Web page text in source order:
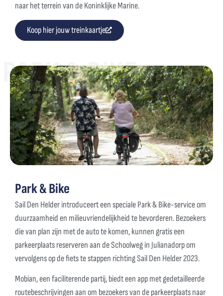
naar het terrein van de Koninklijke Marine.
Koop hier jouw treinkaartje
PARK & BIKE
Park & Bike
Sail Den Helder introduceert een speciale Park & Bike-service om
duurzaamheid en milieuvriendelijkheid te bevorderen. Bezoekers
die van plan zijn met de auto te komen, kunnen gratis een
parkeerplaats reserveren aan de Schoolweg in Julianadorp om
vervolgens op de fiets te stappen richting Sail Den Helder 2023.
Mobian, een faciliterende partij, biedt een app met gedetailleerde
routebeschrijvingen aan om bezoekers van de parkeerplaats naar